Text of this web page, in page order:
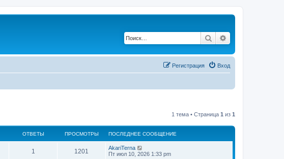
Поиск
Вход
Регистрация
1 тема • Страница 1 из 1
ОТВЕТЫ ПРОСМОТРЫ ПОСЛЕДНЕЕ СООБЩЕНИЕ
1 1201
AkariTerna
Пт июл 10, 2026 1:33 pm